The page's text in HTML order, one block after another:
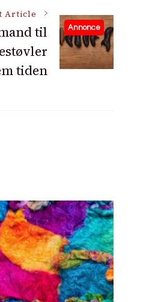
Annonce
Article
til
tiden